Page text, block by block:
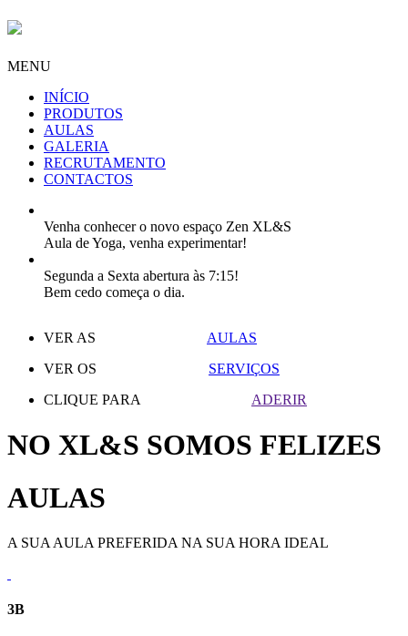
MENU
INÍCIO
PRODUTOS
AULAS
GALERIA
RECRUTAMENTO
CONTACTOS
Venha conhecer o novo espaço Zen XL&S
Aula de Yoga, venha experimentar!
Segunda a Sexta abertura às 7:15!
Bem cedo começa o dia.
VER AS
AULAS
VER OS
SERVIÇOS
CLIQUE PARA
ADERIR
NO XL&S SOMOS FELIZES
AULAS
A SUA AULA PREFERIDA NA SUA HORA IDEAL
3B